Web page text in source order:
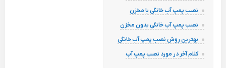
نصب پمپ آب خانگی با مخزن
نصب پمپ آب خانگی بدون مخزن
بهترین روش نصب پمپ آب خانگی
کلام آخر در مورد نصب پمپ آب